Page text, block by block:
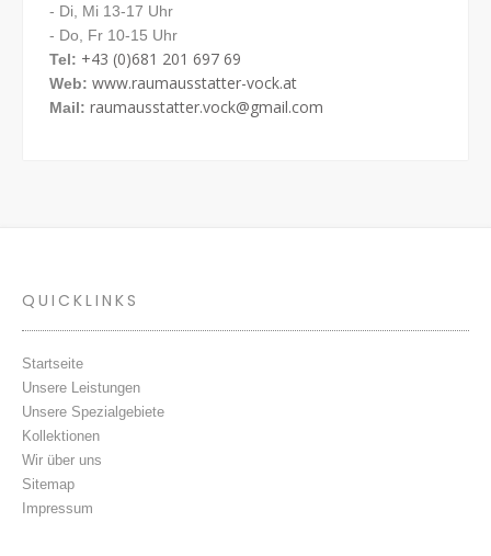
- Di, Mi 13-17 Uhr
- Do, Fr 10-15 Uhr
Tel: +43 (0)681 201 697 69
Web: www.raumausstatter-vock.at
Mail: raumausstatter.vock@gmail.com
QUICKLINKS
Startseite
Unsere Leistungen
Unsere Spezialgebiete
Kollektionen
Wir über uns
Sitemap
Impressum